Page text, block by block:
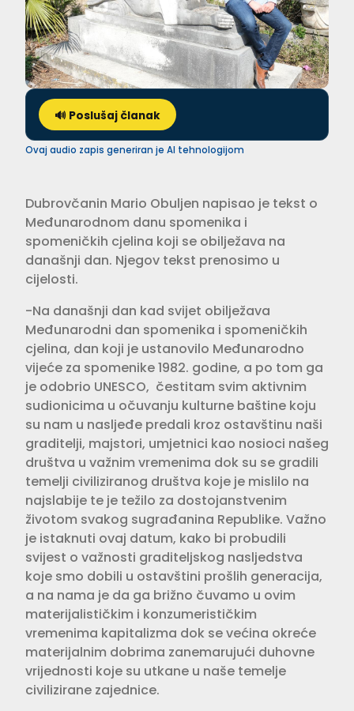
🔊 Poslušaj članak
Ovaj audio zapis generiran je AI tehnologijom
Dubrovčanin Mario Obuljen napisao je tekst o
Međunarodnom danu spomenika i
spomeničkih cjelina koji se obilježava na
današnji dan. Njegov tekst prenosimo u
cijelosti.
-Na današnji dan kad svijet obilježava
Međunarodni dan spomenika i spomeničkih
cjelina, dan koji je ustanovilo Međunarodno
vijeće za spomenike 1982. godine, a po tom ga
je odobrio UNESCO, čestitam svim aktivnim
sudionicima u očuvanju kulturne baštine koju
su nam u nasljeđe predali kroz ostavštinu naši
graditelji, majstori, umjetnici kao nosioci našeg
društva u važnim vremenima dok su se gradili
temelji civiliziranog društva koje je mislilo na
najslabije te je težilo za dostojanstvenim
životom svakog sugrađanina Republike. Važno
je istaknuti ovaj datum, kako bi probudili
svijest o važnosti graditeljskog nasljedstva
koje smo dobili u ostavštini prošlih generacija,
a na nama je da ga brižno čuvamo u ovim
materijalističkim i konzumerističkim
vremenima kapitalizma dok se većina okreće
materijalnim dobrima zanemarujući duhovne
vrijednosti koje su utkane u naše temelje
civilizirane zajednice.